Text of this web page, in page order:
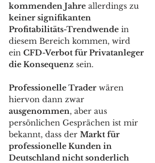
kommenden Jahre allerdings zu
keiner signifikanten
Profitabilitäts-Trendwende in
diesem Bereich kommen, wird
ein CFD-Verbot für Privatanleger
die Konsequenz sein.
Professionelle Trader wären
hiervon dann zwar
ausgenommen, aber aus
persönlichen Gesprächen ist mir
bekannt, dass der Markt für
professionelle Kunden in
Deutschland nicht sonderlich